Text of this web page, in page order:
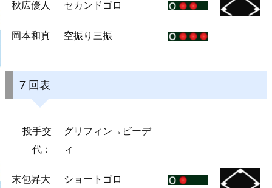
秋広優人 セカンドゴロ
岡本和真 空振り三振
7 回表
投手交
代：
グリフィン→ビーデ
ィ
末包昇大 ショートゴロ